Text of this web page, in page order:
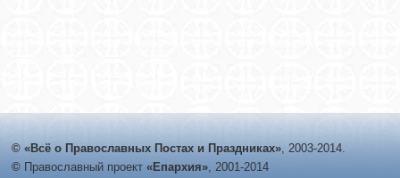
© «Всё о Православных Постах и Праздниках», 2003-2014.
© Православный проект «Епархия», 2001-2014